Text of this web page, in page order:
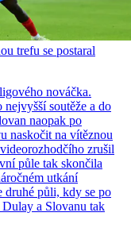
trefu se postaral
nováčka.
soutěže a do
naopak po
naskočit na vítěznou
zrušil
půle tak skončila
utkání
druhé půli, kdy se po
a Slovanu tak